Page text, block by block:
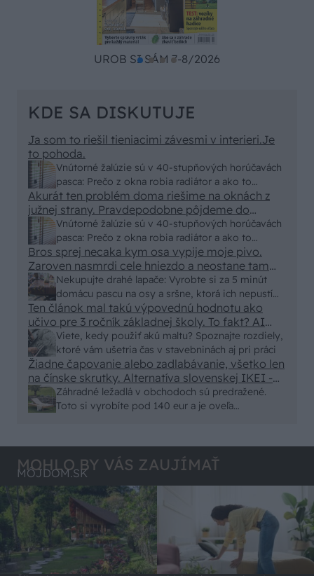
UROB SI SÁM 7-8/2026
KDE SA DISKUTUJE
Vnútorné žalúzie sú v 40-stupňových horúčavách
pasca: Prečo z okna robia radiátor a ako to
vyriešiť za pár eur?
Ja som to riešil tieniacimi závesmi v interieri.Je
to pohoda.
Vnútorné žalúzie sú v 40-stupňových horúčavách
pasca: Prečo z okna robia radiátor a ako to
vyriešiť za pár eur?
Akurát ten problém doma riešime na oknách z
južnej strany. Pravdepodobne pôjdeme do
vonkajšieho tienenia na spôsob markízy
250x150cm. Čínsky predajcovia idú okolo 100
eur kus.
Nekupujte drahé lapače: Vyrobte si za 5 minút
domácu pascu na osy a sršne, ktorá ich nepustí
von
Bros sprej necaka kym osa vypije moje pivo.
Zaroven nasmrdi cele hniezdo a neostane tam
nic zive. Vasa pasca naucinke moc efektivne.
Skor pritiahne slimaky
Viete, kedy použiť akú maltu? Spoznajte rozdiely,
ktoré vám ušetria čas v stavebninách aj pri práci
Ten článok mal takú výpovednú hodnotu ako
učivo pre 3 ročník základnej školy. To fakt? AI
alebo nejaka kniha z VŠ? Dnešné rychlotvrdnuce
malty - pevnosť 40 Mpa a doba schnutia tak 15
minut , k tomu vodotesné s kryštálikou. A rozdiel
- schnutie a zretie. Nič?
Záhradné ležadlá v obchodoch sú predražené.
Toto si vyrobíte pod 140 eur a je oveľa
Žiadne čapovanie alebo zadlabávanie, všetko len
na čínske skrutky. Alternatíva slovenskej IKEI -
čo sa týka pevnosti. Autor si nedal veľa námahy s
remeselným spracovaním, škoda. No lepšie než
MOHLO BY VÁS ZAUJÍMAŤ
MÔJDOM.SK